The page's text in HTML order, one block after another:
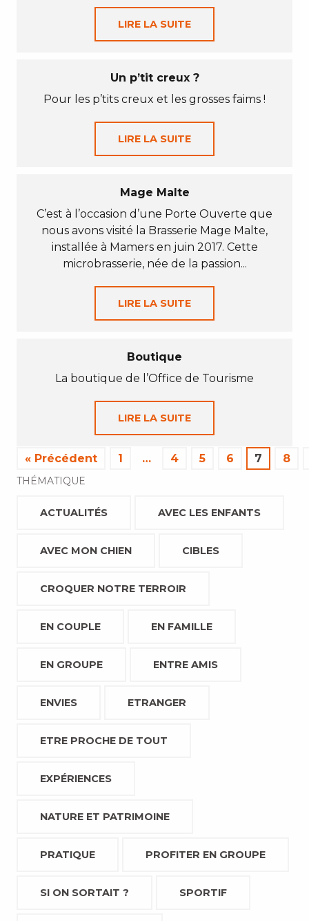
LIRE LA SUITE
Un p’tit creux ?
Pour les p’tits creux et les grosses faims !
LIRE LA SUITE
Mage Malte
C’est à l’occasion d’une Porte Ouverte que
nous avons visité la Brasserie Mage Malte,
installée à Mamers en juin 2017. Cette
microbrasserie, née de la passion...
LIRE LA SUITE
Boutique
La boutique de l’Office de Tourisme
LIRE LA SUITE
« Précédent 1 … 4 5 6 7 8
THÉMATIQUE
ACTUALITÉS AVEC LES ENFANTS
AVEC MON CHIEN CIBLES
CROQUER NOTRE TERROIR
EN COUPLE EN FAMILLE
EN GROUPE ENTRE AMIS
ENVIES ETRANGER
ETRE PROCHE DE TOUT
EXPÉRIENCES
NATURE ET PATRIMOINE
PRATIQUE PROFITER EN GROUPE
SI ON SORTAIT ? SPORTIF